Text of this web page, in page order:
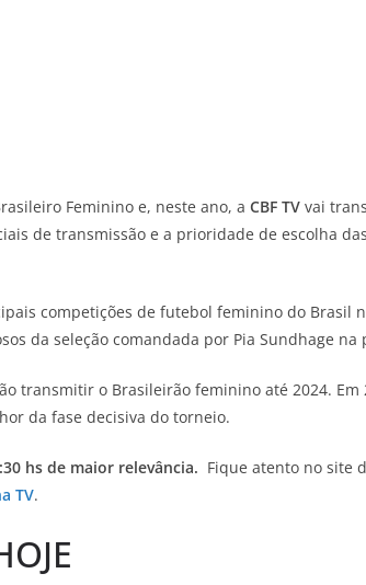
Feminino e, neste ano, a CBF TV vai
de transmissão e a prioridade de escolha
competições de futebol feminino do Brasil
da seleção comandada por Pia Sundhage
transmitir o Brasileirão feminino até 2024. Em
da fase decisiva do torneio.
hs de maior relevância. Fique atento no site
TV.